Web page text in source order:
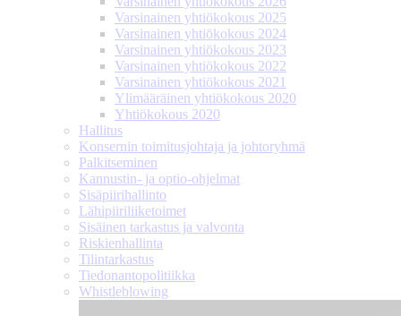
Varsinainen yhtiökokous 2025
Varsinainen yhtiökokous 2024
Varsinainen yhtiökokous 2023
Varsinainen yhtiökokous 2022
Varsinainen yhtiökokous 2021
Ylimääräinen yhtiökokous 2020
Yhtiökokous 2020
Hallitus
Konsernin toimitusjohtaja ja johtoryhmä
Palkitseminen
Kannustin- ja optio-ohjelmat
Sisäpiirihallinto
Lähipiiri­liiketoimet
Sisäinen tarkastus ja valvonta
Riskienhallinta
Tilintarkastus
Tiedonanto­politiikka
Whistleblowing